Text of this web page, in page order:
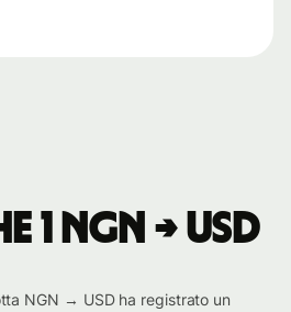
NGN → USD
NGN → USD ha registrato un